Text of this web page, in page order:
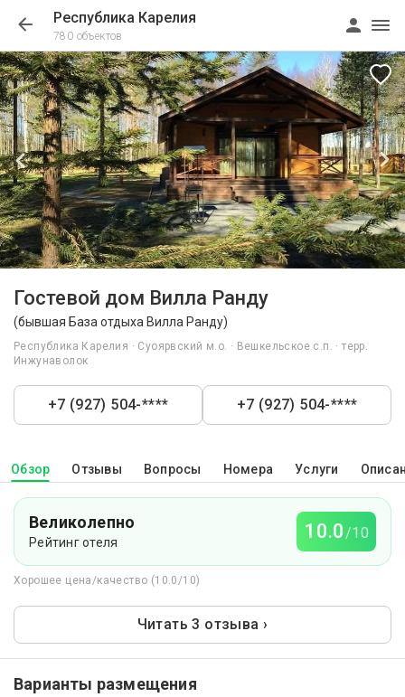
Республика Карелия
780 объектов
Гостевой дом Вилла Ранду
(бывшая База отдыха Вилла Ранду)
Республика Карелия · Суоярвский м.о. · Вешкельское с.п. · терр.
Инжунаволок
+7 (927) 504-**** +7 (927) 504-****
Обзор Отзывы Вопросы Номера Услуги
Великолепно
Рейтинг отеля 10.0/10
Хорошее цена/качество (10.0/10)
Читать 3 отзыва ›
Варианты размещения